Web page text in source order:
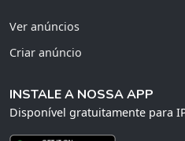
Ver anúncios
Criar anúncio
INSTALE A NOSSA APP
Disponível gratuitamente para